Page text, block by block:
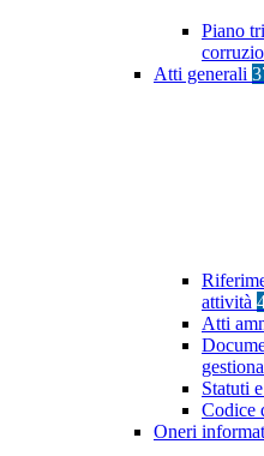
Piano
Atti generali
attività
Atti
Statuti
Codice
Oneri